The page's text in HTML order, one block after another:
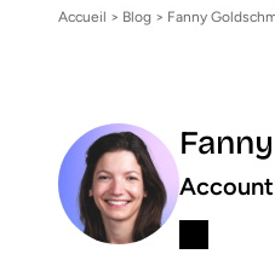
Accueil > Blog > Fanny